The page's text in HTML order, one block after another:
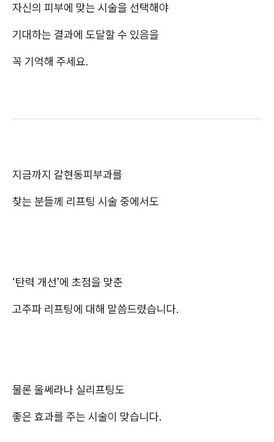
자신의 피부에 맞는 시술을 선택해야
기대하는 결과에 도달할 수 있음을
꼭 기억해 주세요.
지금까지 갈현동피부과를
찾는 분들께 리프팅 시술 중에서도
‘탄력 개선’에 초점을 맞춘
고주파 리프팅에 대해 말씀드렸습니다.
물론 울쎄라나 실리프팅도
좋은 효과를 주는 시술이 맞습니다.